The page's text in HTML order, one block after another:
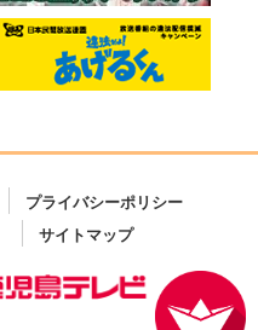
プライバシーポリシー
サイトマップ